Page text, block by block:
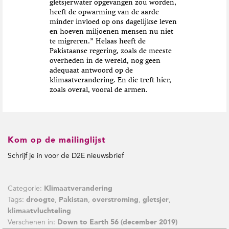
gletsjerwater opgevangen zou worden,
heeft de opwarming van de aarde
minder invloed op ons dagelijkse leven
en hoeven miljoenen mensen nu niet
te migreren.” Helaas heeft de
Pakistaanse regering, zoals de meeste
overheden in de wereld, nog geen
adequaat antwoord op de
klimaatverandering. En die treft hier,
zoals overal, vooral de armen.
Kom op de mailinglijst
Schrijf je in voor de D2E nieuwsbrief
Categorie: Klimaatverandering
Tags: droogte, Pakistan, overstroming, gletsjer,
klimaatvluchteling
Verschenen in: Down to Earth 56 (december 2019)